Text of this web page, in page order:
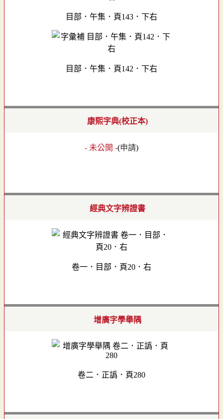
目部．午集．頁143．下右
目部．午集．頁142．下右
康熙字典(校正本)
- 未公開 -(申請)
經典文字辨證書
卷一．目部．頁20．右
增廣字學舉隅
卷二．正譌．頁280